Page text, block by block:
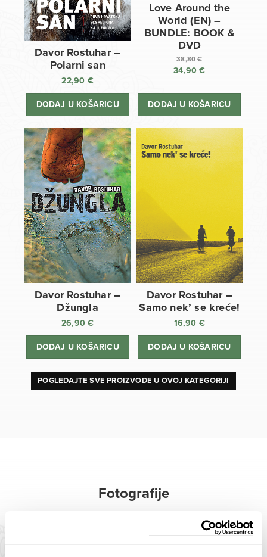
Davor Rostuhar –
Polarni san
22,90 €
DODAJ U KOŠARICU
Love Around the
World (EN) –
BUNDLE: BOOK &
DVD
38,80€
Izvorna
bila
34,90€
cijena
DODAJ U KOŠARICU
Davor Rostuhar –
Džungla
26,90€
DODAJ U KOŠARICU
Davor Rostuhar –
Samo nek’ se kreće!
16,90 €
DODAJ U KOŠARICU
POGLEDAJTE SVE PROIZVODE U OVOJ KATEGORIJI
Fotografije